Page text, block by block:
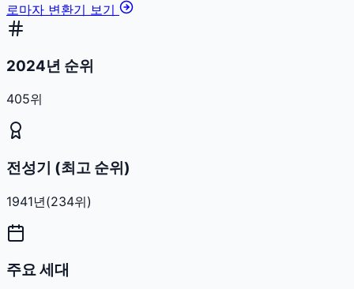
로마자 변환기 보기
2024년 순위
405위
전성기 (최고 순위)
1941년(234위)
주요 세대